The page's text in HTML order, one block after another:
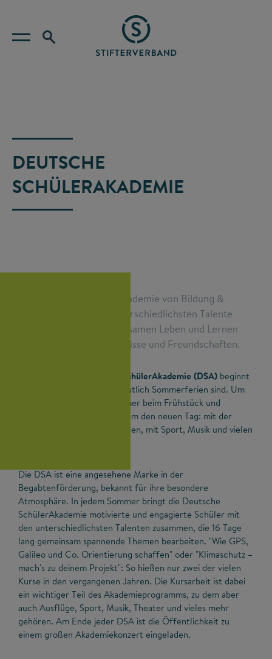
DEUTSCHE
SCHÜLERAKADEMIE
Die Deutsche SchülerAkademie von Bildung &
Begabung bringt die unterschiedlichsten Talente
zusammen. Beim gemeinsamen Leben und Lernen
entstehen neue Erkenntnisse und Freundschaften.
Ein Tag an der Deutschen SchülerAkademie (DSA) beginnt
früh – und das, obwohl eigentlich Sommerferien sind. Um
halb acht sitzen die Teilnehmer beim Frühstück und
besprechen danach im Plenum den neuen Tag: mit der
Arbeit in den Akademie-Kursen, mit Sport, Musik und vielen
Die DSA ist eine angesehene Marke in der
Begabtenförderung, bekannt für ihre besondere
Atmosphäre. In jedem Sommer bringt die Deutsche
SchülerAkademie motivierte und engagierte Schüler mit
den unterschiedlichsten Talenten zusammen, die 16 Tage
lang gemeinsam spannende Themen bearbeiten. "Wie GPS,
Galileo und Co. Orientierung schaffen" oder "Klimaschutz –
mach's zu deinem Projekt": So hießen nur zwei der vielen
Kurse in den vergangenen Jahren. Die Kursarbeit ist dabei
ein wichtiger Teil des Akademieprogramms, zu dem aber
auch Ausflüge, Sport, Musik, Theater und vieles mehr
gehören. Am Ende jeder DSA ist die Öffentlichkeit zu
einem großen Akademiekonzert eingeladen.